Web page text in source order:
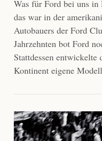
Was für Ford bei uns in
das war in der
Autobauers der Ford
Jahrzehnten bot Ford
Stattdessen entwickelte
Kontinent eigene